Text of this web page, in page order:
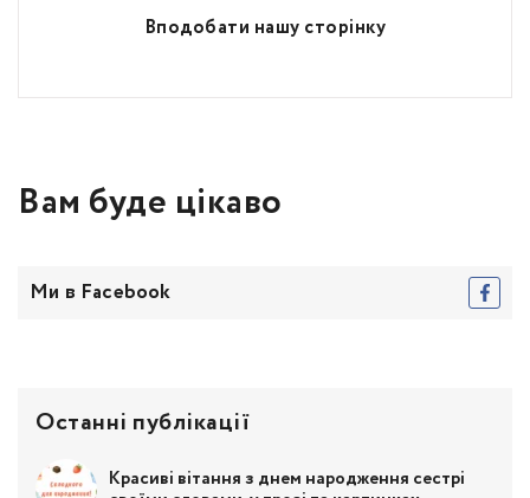
Вподобати нашу сторінку
Вам буде цікаво
Ми в Facebook
Останні публікації
Красиві вітання з днем народження сестрі